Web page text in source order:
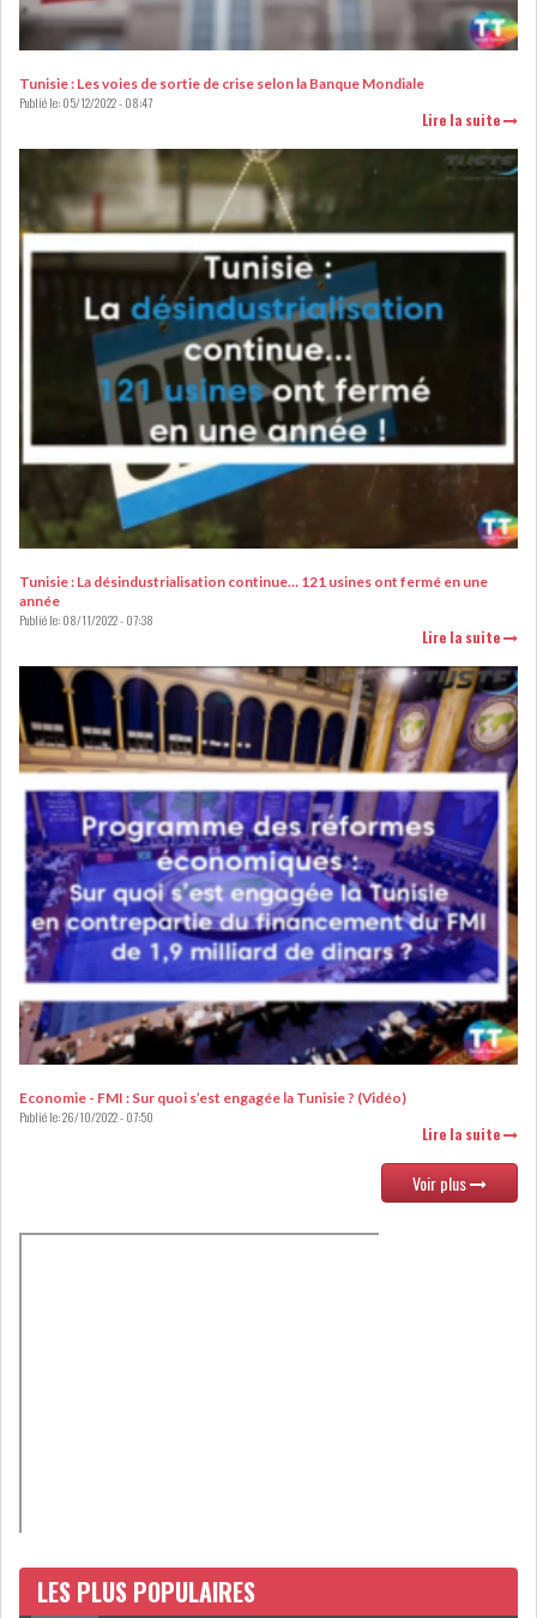
FISCALITE
ENTRÉE EN VIGUEUR DE LA
TAXE SUR LE PATR...
FISCALITÉ : LONGUE LISTE
DES ACTIVITÉS Q...
BOURSE DE TUNIS : UN OUTIL
DE FINANCEMEN...
RSS
ECONOMIE
ACTUALITÉS
ÉCONOMIQUES
EMPLOI
PRIVATISATION NOMINATION
ACTUALITÉS DES
SOCIÉTÉS
DEVISES
LOI DE FINANCE
MÉDIAS EDUCATION
DEVISES À 97 JOUR...
Tunisie : Les voies de sortie de crise selon la Banque Mondiale
Publié le:05/12/2022 - 08:47
Lire la suite
Tunisie : La désindustrialisation continue… 121 usines ont fermé en une
année
Publié le:08/11/2022 - 07:38
Lire la suite
Economie - FMI : Sur quoi s’est engagée la Tunisie ? (Vidéo)
Publié le:26/10/2022 - 07:50
Lire la suite
Voir plus
LES PLUS POPULAIRES